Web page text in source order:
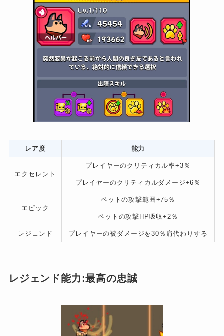
レア度 能力
エクセレント
プレイヤーのクリティカル率+3％
プレイヤーのクリティカルダメージ+6％
エピック
ペットの攻撃範囲+75％
ペットの攻撃HP吸収+2％
レジェンド プレイヤーの被ダメージを30％肩代わりする
レジェンド能力:最高の忠誠